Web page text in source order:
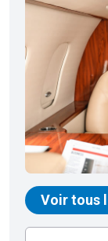
Voir tous